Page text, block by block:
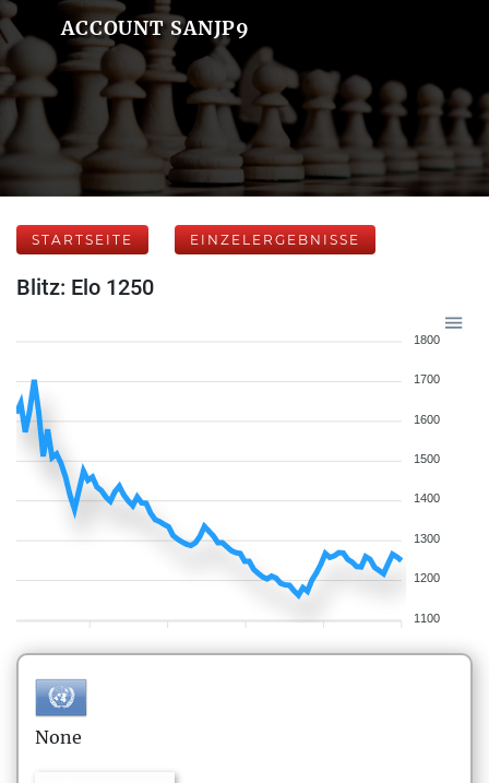
ACCOUNT SANJP9
STARTSEITE EINZELERGEBNISSE
Blitz: Elo 1250
1800
1700
1600
1500
1400
1300
1200
1100
None